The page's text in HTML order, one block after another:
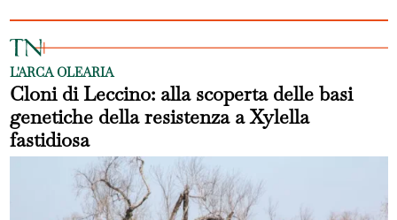
L'ARCA OLEARIA
Cloni di Leccino: alla scoperta delle basi
genetiche della resistenza a Xylella
fastidiosa